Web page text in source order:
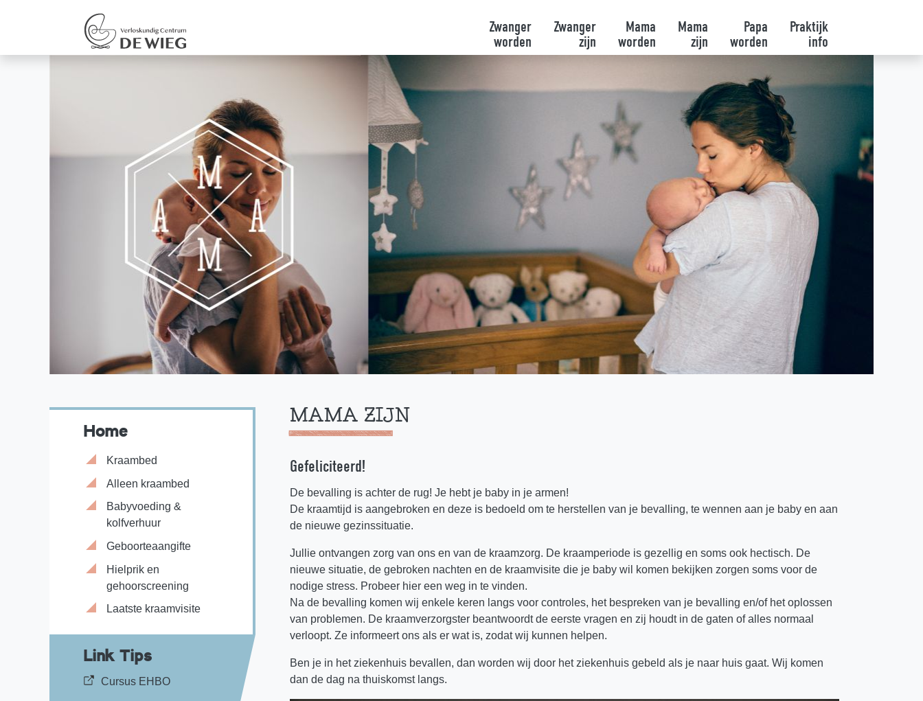
Zwanger
worden
Zwanger
zijn
Mama
worden
Mama
zijn
Papa
worden
Praktijk
info
Home
Kraambed
Alleen kraambed
Babyvoeding &
kolfverhuur
Geboorteaangifte
Hielprik en
gehoorscreening
Laatste kraamvisite
Link Tips
Cursus EHBO
MAMA ZIJN
Gefeliciteerd!
De bevalling is achter de rug! Je hebt je baby in je armen!
De kraamtijd is aangebroken en deze is bedoeld om te herstellen van je bevalling, te wennen aan je baby en aan
de nieuwe gezinssituatie.
Jullie ontvangen zorg van ons en van de kraamzorg. De kraamperiode is gezellig en soms ook hectisch. De
nieuwe situatie, de gebroken nachten en de kraamvisite die je baby wil komen bekijken zorgen soms voor de
nodige stress. Probeer hier een weg in te vinden.
Na de bevalling komen wij enkele keren langs voor controles, het bespreken van je bevalling en/of het oplossen
van problemen. De kraamverzorgster beantwoordt de eerste vragen en zij houdt in de gaten of alles normaal
verloopt. Ze informeert ons als er wat is, zodat wij kunnen helpen.
Ben je in het ziekenhuis bevallen, dan worden wij door het ziekenhuis gebeld als je naar huis gaat. Wij komen
dan de dag na thuiskomst langs.